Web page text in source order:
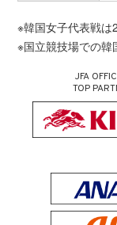
※韓国女子代表戦は
※国立競技場での
JFA
TOP